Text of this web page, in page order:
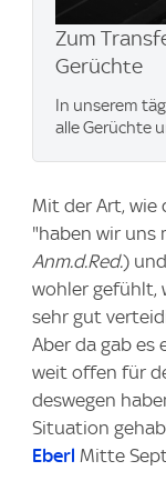
Zum
Gerüchte
In unserem
alle Gerüchte
Mit der Art, wie
"haben wir uns
Anm.d.Red.)
wohler gefühlt,
sehr gut
Aber da gab es
weit offen für
deswegen
Situation
Eberl Mitte